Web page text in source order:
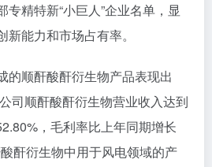
精特新“小巨人”企业名单，显
能力和市场占有率。
的顺酐酸酐衍生物产品表现出
司顺酐酸酐衍生物营业收入达到
，毛利率比上年同期增长
酐衍生物中用于风电领域的产